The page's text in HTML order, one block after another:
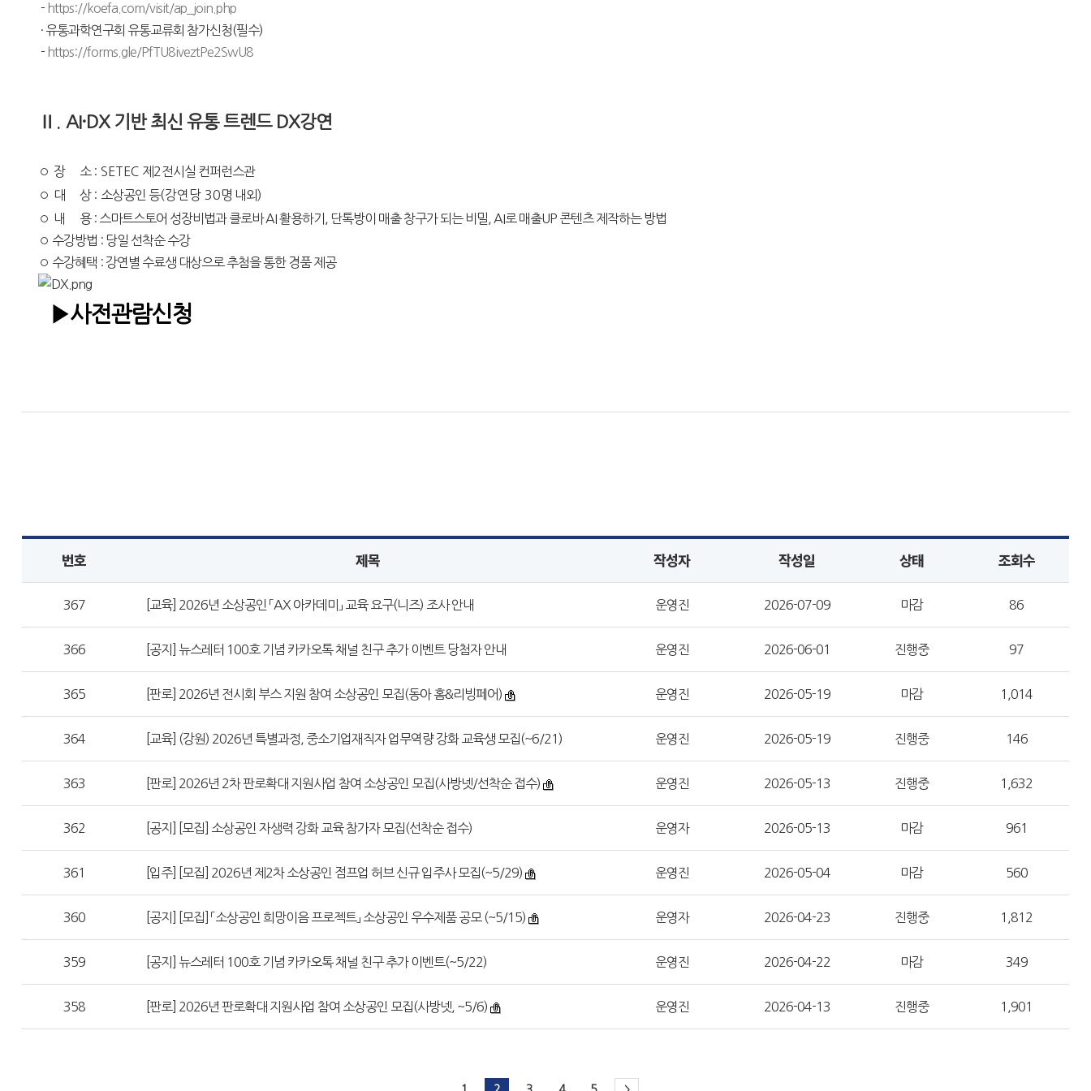
- https://koefa.com/visit/ap_join.php
· 유통과학연구회 유통교류회 참가신청(필수)
- https://forms.gle/PfTU8iveztPe2SwU8
AI·DX 기반 최신 유통 트렌드 DX강연
◦ 장 소 : SETEC 제 2전시실 컨퍼런스관
◦ 대 상 : 소상공인 등(강연당 30명 내외)
◦ 내 용 : 스마트스토어 성장비법과 클로바 AI 활용하기, 단톡방이 매출 창구가 되는 비밀, AI로 매출UP 콘텐츠 제작하는 방법
◦ 수강방법 : 당일 선착순 수강
◦ 수강혜택 : 강연별 수료생 대상으로 추첨을 통한 경품 제공
▶사전관람신청
번호 제목 작성자 작성일 상태 조회수
367 [교육] 2026년 소상공인 「AX 아카데미」 교육 요구(니즈) 조사 안내 운영진 2026-07-09 마감 86
366 [공지] 뉴스레터 100호 기념 카카오톡 채널 친구 추가 이벤트 당첨자 안내 운영진 2026-06-01 진행중 97
365 [판로] 2026년 전시회 부스 지원 참여 소상공인 모집(동아 홈&리빙페어) 운영진 2026-05-19 마감 1,014
364 [교육] (강원) 2026년 특별과정, 중소기업재직자 업무역량 강화 교육생 모집(~6/21) 운영진 2026-05-19 진행중 146
363 [판로] 2026년 2차 판로확대 지원사업 참여 소상공인 모집(사방넷/선착순 접수) 운영진 2026-05-13 진행중 1,632
362 [공지] [모집] 소상공인 자생력 강화 교육 참가자 모집(선착순 접수) 운영자 2026-05-13 마감 961
361 [입주] [모집] 2026년 제2차 소상공인 점프업 허브 신규 입주사 모집(~5/29) 운영진 2026-05-04 마감 560
360 [공지] [모집] 「소상공인 희망이음 프로젝트」 소상공인 우수제품 공모 (~5/15) 운영자 2026-04-23 진행중 1,812
359 [공지] 뉴스레터 100호 기념 카카오톡 채널 친구 추가 이벤트(~5/22) 운영진 2026-04-22 마감 349
358 [판로] 2026년 판로확대 지원사업 참여 소상공인 모집(사방넷, ~5/6) 운영진 2026-04-13 진행중 1,901